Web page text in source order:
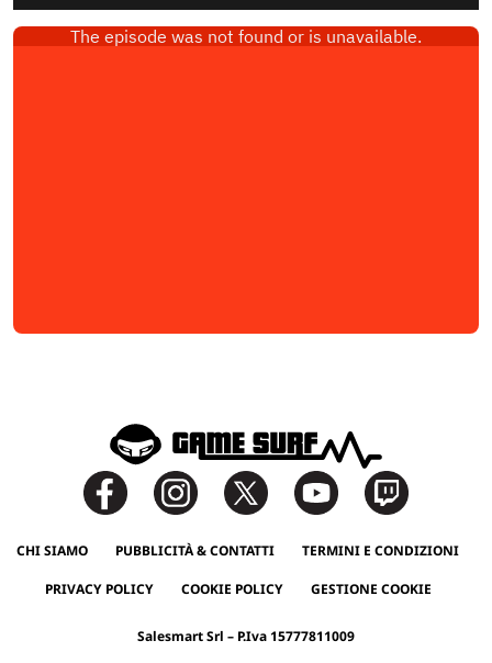
CHI SIAMO PUBBLICITÀ & CONTATTI TERMINI E CONDIZIONI
PRIVACY POLICY COOKIE POLICY GESTIONE COOKIE
Salesmart Srl – P.Iva 15777811009